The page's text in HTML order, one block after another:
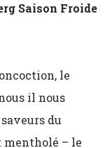
Saison Froide
le
il nous
du
mentholé – le